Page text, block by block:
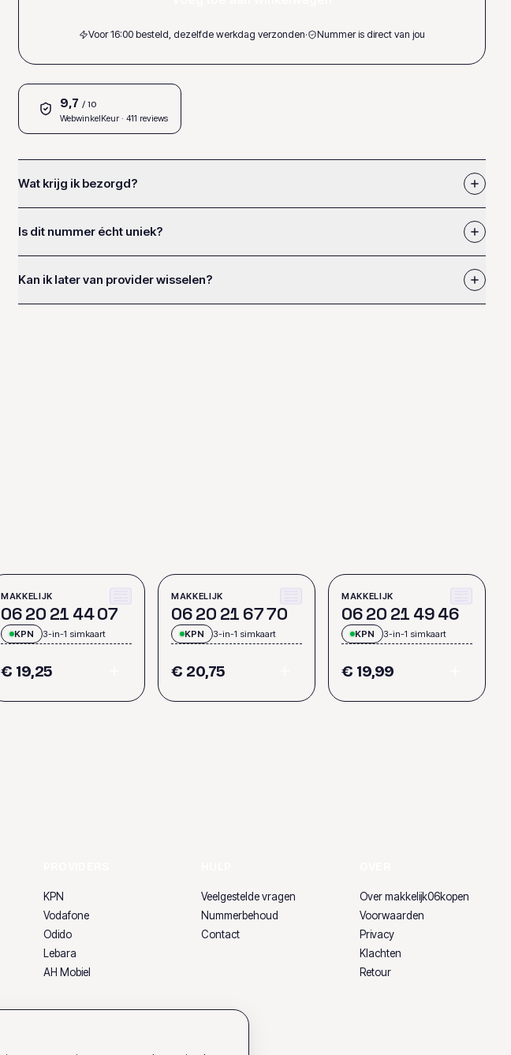
Voor 16:00 besteld, dezelfde werkdag verzonden· Nummer is direct van jou
9,7 / 10
WebwinkelKeur· 411 reviews
Wat krijg ik bezorgd?
Is dit nummer écht uniek?
Kan ik later van provider wisselen?
MAKKELIJK
0620 21 4407
KPN 3-in-1 simkaart
€ 19,25
MAKKELIJK
0620 21 6770
KPN 3-in-1 simkaart
€ 20,75
MAKKELIJK
0620 21 4946
KPN 3-in-1 simkaart
€ 19,99
KPN
Vodafone
Odido
Lebara
AH Mobiel
Veelgestelde vragen
Nummerbehoud
Contact
Over makkelijk06kopen
Voorwaarden
Privacy
Klachten
Retour